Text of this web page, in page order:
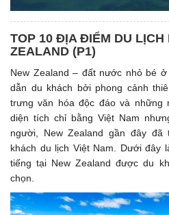
TOP 10 ĐỊA ĐIỂM DU LỊCH
ZEALAND (P1)
New Zealand – đất nước nhỏ bé
dẫn du khách bởi phong cảnh
trưng văn hóa độc đáo và những
diện tích chỉ bằng Việt Nam
người, New Zealand gần đây
khách du lịch Việt Nam. Dưới đây
tiếng tại New Zealand được du
chọn.